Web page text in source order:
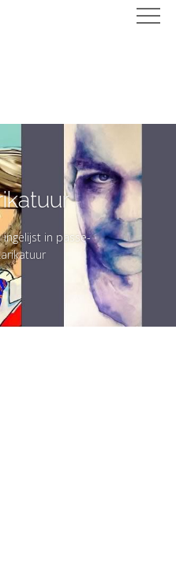
ingelijst in passe-